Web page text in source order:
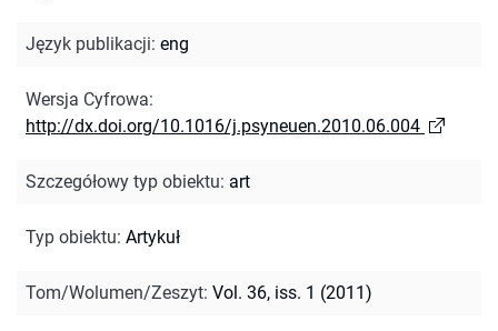
Język publikacji: eng
Wersja Cyfrowa:
http://dx.doi.org/10.1016/j.psyneuen.2010.06.004
Szczegółowy typ obiektu: art
Typ obiektu: Artykuł
Tom/Wolumen/Zeszyt: Vol. 36, iss. 1 (2011)